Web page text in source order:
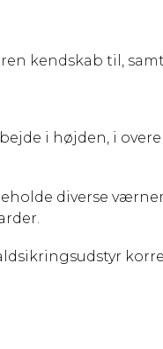
kendskab til,
i højden, i
diverse